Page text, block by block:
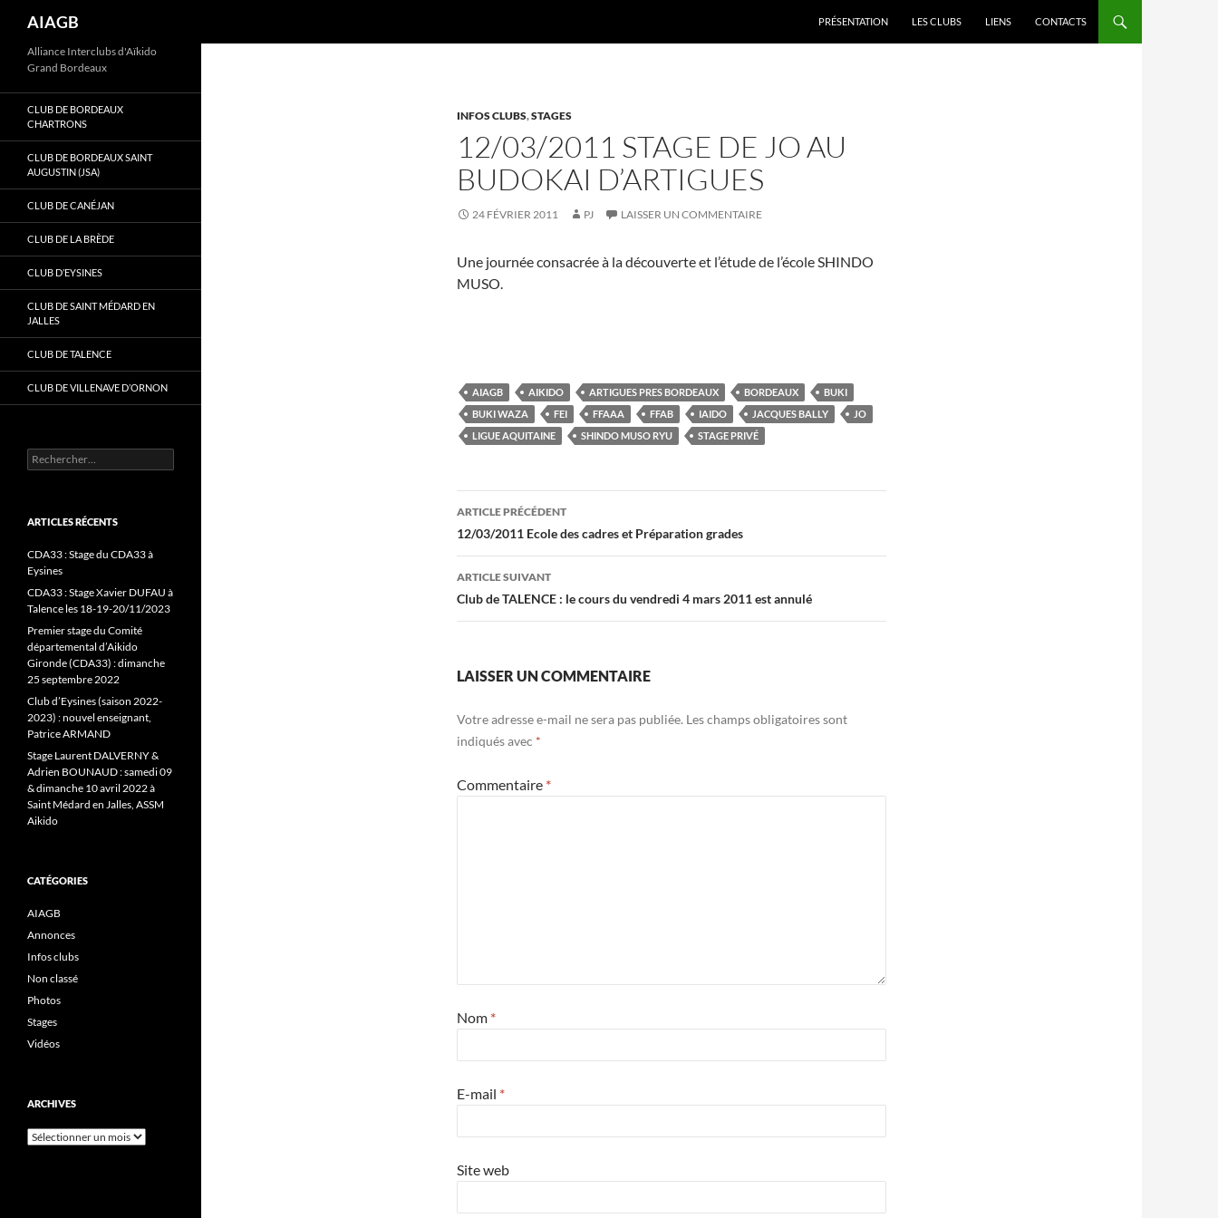
Aller
contenu
AIAGB PRÉSENTATION LES CLUBS LIENS CONTACTS
INFOS CLUBS,STAGES
12/03/2011 STAGE DE JO AU
BUDOKAI D’ARTIGUES
24 FÉVRIER 2011 PJ LAISSER UN COMMENTAIRE
Une journée consacrée à la découverte et l’étude de l’école SHINDO
MUSO.
AIAGB AIKIDO ARTIGUES PRES BORDEAUX BORDEAUX
BUKI
BUKI WAZA
FEI FFAAA FFAB IAIDO JACQUES BALLY
JO
LIGUE AQUITAINE
SHINDO MUSO RYU STAGE PRIVÉ
Navigation
des
articles
ARTICLE PRÉCÉDENT
12/03/2011 Ecole des cadres et Préparation grades
ARTICLE SUIVANT
Club de TALENCE : le cours du vendredi 4 mars 2011 est annulé
LAISSER UN COMMENTAIRE
Votre adresse e-mail ne sera pas publiée. Les champs obligatoires sont
indiqués avec *
Commentaire *
Nom *
E-mail *
Site web
Alliance Interclubs d'Aïkido
Grand Bordeaux
CLUB DE BORDEAUX
CHARTRONS
CLUB DE BORDEAUX SAINT
AUGUSTIN (JSA)
CLUB DE CANÉJAN
CLUB DE LA BRÈDE
CLUB D’EYSINES
CLUB DE SAINT MÉDARD EN
JALLES
CLUB DE TALENCE
CLUB DE VILLENAVE D’ORNON
Rechercher :
ARTICLES RÉCENTS
CDA33 : Stage du CDA33 à
Eysines
CDA33 : Stage Xavier DUFAU à
Talence les 18-19-20/11/2023
Premier stage du Comité
départemental d’Aikido
Gironde (CDA33) : dimanche
25 septembre 2022
Club d’Eysines (saison 2022-
2023) : nouvel enseignant,
Patrice ARMAND
Stage Laurent DALVERNY &
Adrien BOUNAUD : samedi 09
& dimanche 10 avril 2022 à
Saint Médard en Jalles, ASSM
Aikido
CATÉGORIES
AIAGB
Annonces
Infos clubs
Non classé
Photos
Stages
Vidéos
ARCHIVES
Archives